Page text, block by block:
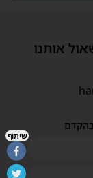
אותנו
בהקדם
שיתוף